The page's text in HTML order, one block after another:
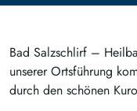
Bad Salzschlirf –
unserer Ortsführung
durch den schönen